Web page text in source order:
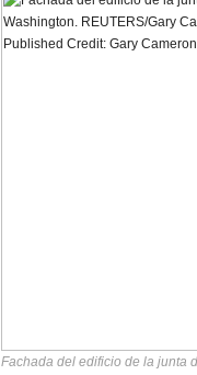
Fachada del edificio de la junta